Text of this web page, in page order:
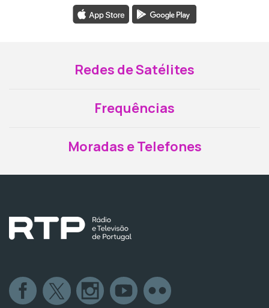
Redes de Satélites
Frequências
Moradas e Telefones